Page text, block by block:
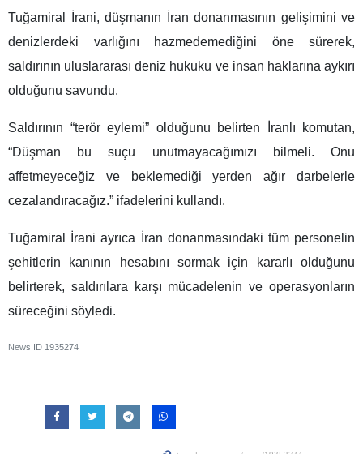
Tuğamiral İrani, düşmanın İran donanmasının gelişimini ve
denizlerdeki varlığını hazmedemediğini öne sürerek,
saldırının uluslararası deniz hukuku ve insan haklarına aykırı
olduğunu savundu.
Saldırının “terör eylemi” olduğunu belirten İranlı komutan,
“Düşman bu suçu unutmayacağımızı bilmeli. Onu
affetmeyeceğiz ve beklemediği yerden ağır darbelerle
cezalandıracağız.” ifadelerini kullandı.
Tuğamiral İrani ayrıca İran donanmasındaki tüm personelin
şehitlerin kanının hesabını sormak için kararlı olduğunu
belirterek, saldırılara karşı mücadelenin ve operasyonların
süreceğini söyledi.
News ID 1935274